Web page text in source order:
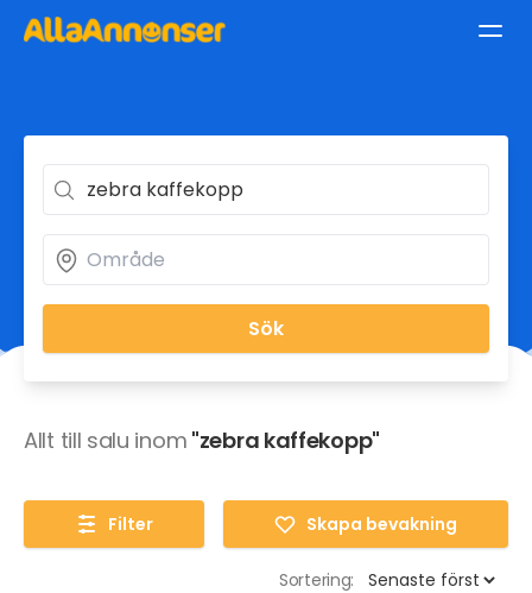
Sök
Allt till salu inom "zebra kaffekopp"
Filter Skapa bevakning
Sortering: